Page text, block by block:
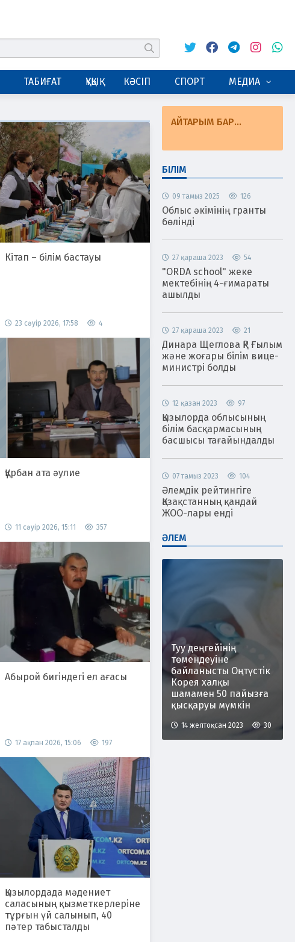
табу
ТАБИҒАТ ҚҰҚЫҚ КӘСІП СПОРТ МЕДИА
Кітап – білім бастауы
23 сәуір 2026, 17:58 4
Құрбан ата әулие
11 сәуір 2026, 15:11 357
Абырой бигіндегі ел ағасы
17 ақпан 2026, 15:06 197
Қызылордада мәдениет
саласының қызметкерлеріне
тұрғын үй салынып, 40
пәтер табысталды
АЙТАРЫМ БАР...
БІЛІМ
09 тамыз 2025 126
Облыс әкімінің гранты
бөлінді
27 қараша 2023 54
"ORDA school" жеке
мектебінің 4-ғимараты
ашылды
27 қараша 2023 21
Динара Щеглова ҚР Ғылым
және жоғары білім вице-
министрі болды
12 қазан 2023 97
Қызылорда облысының
білім басқармасының
басшысы тағайындалды
07 тамыз 2023 104
Әлемдік рейтингіге
Қазақстанның қандай
ЖОО-лары енді
ӘЛЕМ
Туу деңгейінің
төмендеуіне
байланысты Оңтүстік
Корея халқы
шамамен 50 пайызға
қысқаруы мүмкін
14 желтоқсан 2023 30